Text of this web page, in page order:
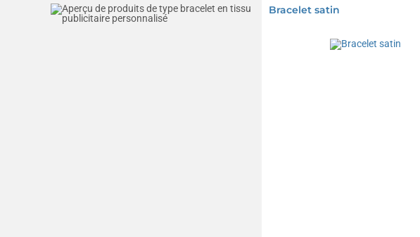
Bracelet satin